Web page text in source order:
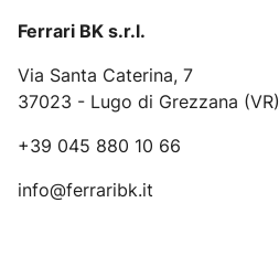
Ferrari BK s.r.l.
Via Santa Caterina, 7
37023 - Lugo di Grezzana (VR)
+39 045 880 10 66
info@ferraribk.it